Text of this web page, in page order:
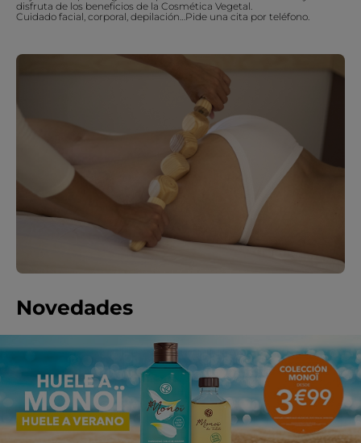
disfruta de los beneficios de la Cosmética Vegetal.
Cuidado facial, corporal, depilación…Pide una cita por teléfono.
Novedades